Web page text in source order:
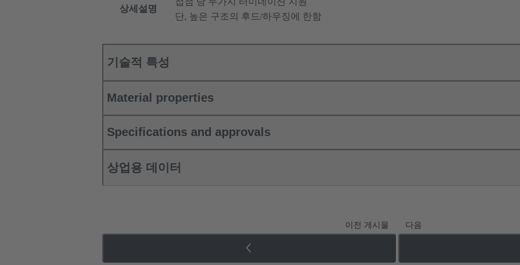
상세설명
단, 높은 구조의 후드/하우징에 한함
기술적 특성
Material properties
Specifications and approvals
상업용 데이터
이전 게시물 다음